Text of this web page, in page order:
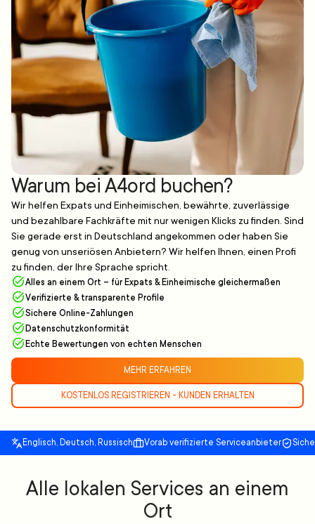
Warum bei A4ord buchen?
Wir helfen Expats und Einheimischen, bewährte, zuverlässige
und bezahlbare Fachkräfte mit nur wenigen Klicks zu finden. Sind
Sie gerade erst in Deutschland angekommen oder haben Sie
genug von unseriösen Anbietern? Wir helfen Ihnen, einen Profi
zu finden, der Ihre Sprache spricht.
Alles an einem Ort – für Expats & Einheimische gleichermaßen
Verifizierte & transparente Profile
Sichere Online-Zahlungen
Datenschutzkonformität
Echte Bewertungen von echten Menschen
MEHR ERFAHREN
KOSTENLOS REGISTRIEREN - KUNDEN ERHALTEN
Englisch, Deutsch, Russisch Vorab verifizierte Serviceanbieter
Alle lokalen Services an einem
Ort